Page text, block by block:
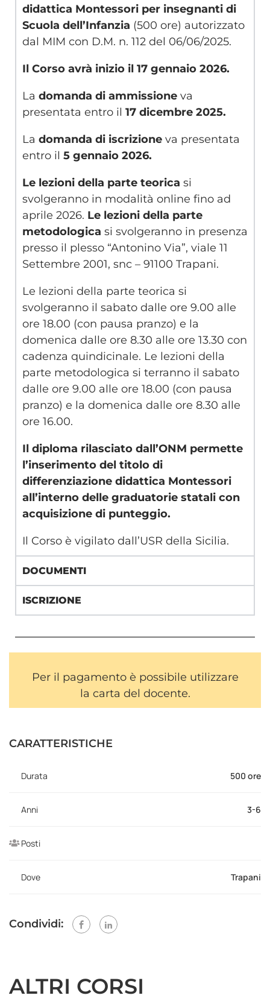
didattica Montessori per insegnanti di
Scuola dell’Infanzia (500 ore) autorizzato
dal MIM con D.M. n. 112 del 06/06/2025.
Il Corso avrà inizio il 17 gennaio 2026.
La domanda di ammissione va
presentata entro il 17 dicembre 2025.
La domanda di iscrizione va presentata
entro il 5 gennaio 2026.
Le lezioni della parte teorica si
svolgeranno in modalità online fino ad
aprile 2026. Le lezioni della parte
metodologica si svolgeranno in presenza
presso il plesso “Antonino Via”, viale 11
Settembre 2001, snc – 91100 Trapani.
Le lezioni della parte teorica si
svolgeranno il sabato dalle ore 9.00 alle
ore 18.00 (con pausa pranzo) e la
domenica dalle ore 8.30 alle ore 13.30 con
cadenza quindicinale. Le lezioni della
parte metodologica si terranno il sabato
dalle ore 9.00 alle ore 18.00 (con pausa
pranzo) e la domenica dalle ore 8.30 alle
ore 16.00.
Il diploma rilasciato dall’ONM permette
l’inserimento del titolo di
differenziazione didattica Montessori
all’interno delle graduatorie statali con
acquisizione di punteggio.
Il Corso è vigilato dall’USR della Sicilia.
DOCUMENTI
ISCRIZIONE
Per il pagamento è possibile utilizzare
la carta del docente.
CARATTERISTICHE
Durata 500 ore
Anni 3-6
Posti
Dove Trapani
Condividi:
ALTRI CORSI